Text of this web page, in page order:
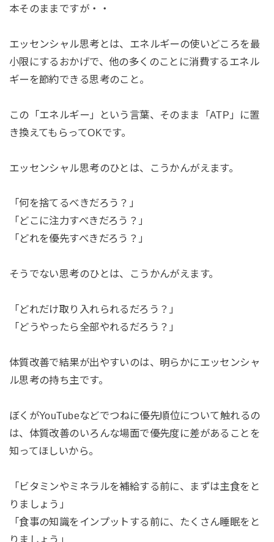
本そのままですが・・
エッセンシャル思考とは、エネルギーの使いどころを最
小限にするおかげで、他の多くのことに消費するエネル
ギーを節約できる思考のこと。
この「エネルギー」という言葉、そのまま「ATP」に置
き換えてもらってOKです。
エッセンシャル思考のひとは、こうかんがえます。
「何を捨てるべきだろう？」
「どこに注力すべきだろう？」
「どれを優先すべきだろう？」
そうでない思考のひとは、こうかんがえます。
「どれだけ取り入れられるだろう？」
「どうやったら全部やれるだろう？」
体質改善で結果が出やすいのは、明らかにエッセンシャ
ル思考の持ち主です。
ぼくがYouTubeなどでつねに優先順位について触れるの
は、体質改善のいろんな場面で優先度に差があることを
知ってほしいから。
「ビタミンやミネラルを補給する前に、まずは主食をと
りましょう」
「食事の知識をインプットする前に、たくさん睡眠をと
りましょう」